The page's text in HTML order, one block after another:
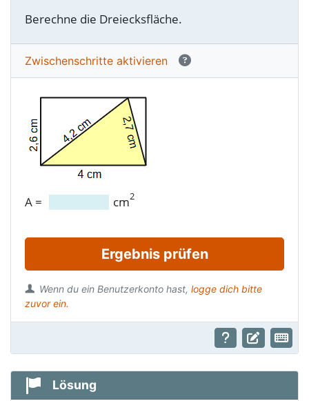
Berechne die Dreiecksfläche.
Zwischen­schritte aktivieren
A = cm2
Ergebnis prüfen
Wenn du ein Benutzerkonto hast, logge dich bitte
zuvor ein.
Lösung